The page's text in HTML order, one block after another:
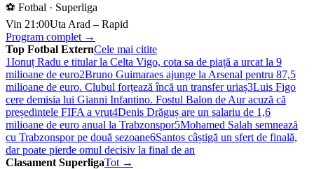
⚽ Fotbal · Superliga
Vin 21:00Uta Arad – Rapid
Program complet →
Top Fotbal ExternCele mai citite
1Ionuț Radu e titular la Celta Vigo, cota sa de piață a urcat la 9
milioane de euro2Bruno Guimaraes ajunge la Arsenal pentru 87,5
milioane de euro. Clubul forțează încă un transfer uriaș3Luis Figo
cere demisia lui Gianni Infantino. Fostul Balon de Aur acuză că
președintele FIFA a vrut4Denis Drăguș are un salariu de 1,6
milioane de euro anual la Trabzonspor5Mohamed Salah semnează
cu Trabzonspor pe două sezoane6Santos câștigă un sfert de finală,
dar poate pierde omul decisiv la final de an
Clasament SuperligaTot →